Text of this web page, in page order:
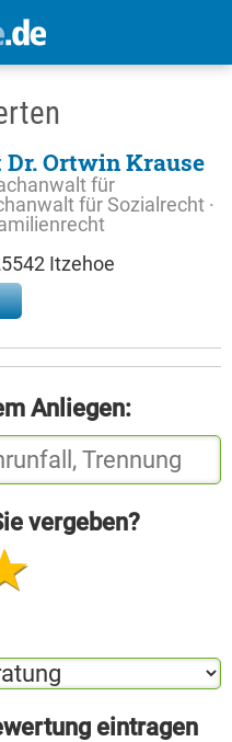
Ortwin Krause
für
für Sozialrecht ·
Itzehoe
Anliegen:
vergeben?
eintragen